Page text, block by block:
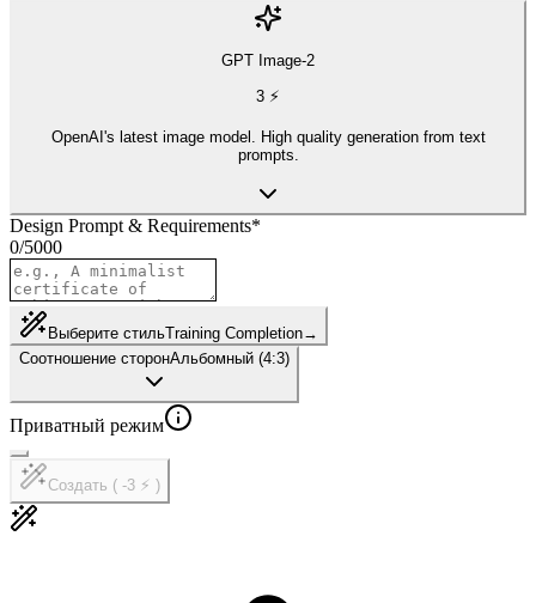
GPT Image-2
3 ⚡
OpenAI's latest image model. High quality generation from text
prompts.
Design Prompt & Requirements*
0/5000
Выберите стильTraining Completion→
Соотношение сторонАльбомный (4:3)
Приватный режим
Создать ( -3 ⚡ )